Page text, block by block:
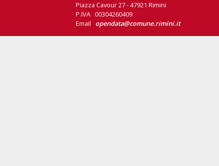
Piazza Cavour 27 - 47921 Rimini
P.IVA 00304260409
Email opendata@comune.rimini.it